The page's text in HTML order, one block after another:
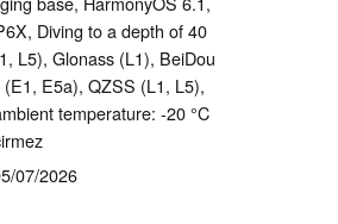
Diving to a depth of 40
L5), Glonass (L1), BeiDou
E5a), QZSS (L1, L5),
temperature: -20 °C
07/2026